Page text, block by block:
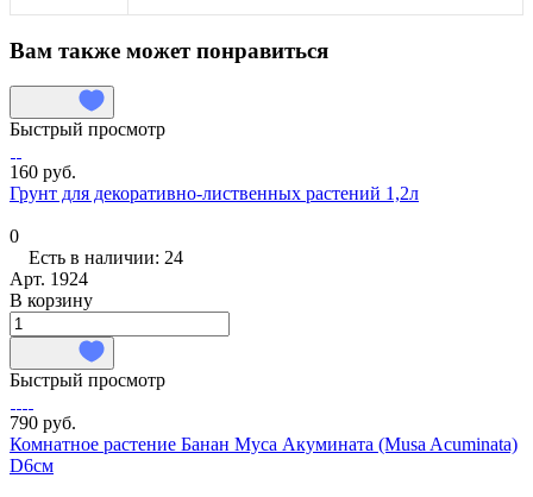
Вам также может понравиться
Быстрый просмотр
160 руб.
Грунт для декоративно-лиственных растений 1,2л
0
Есть в наличии: 24
Арт. 1924
В корзину
Быстрый просмотр
790 руб.
Комнатное растение Банан Муса Акумината (Musa Acuminata)
D6см